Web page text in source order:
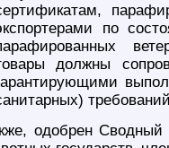
по
должны
одобрен Сводный